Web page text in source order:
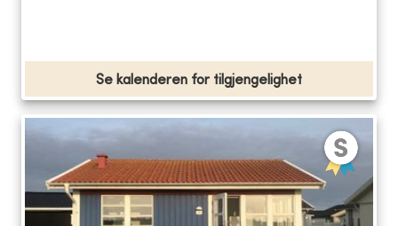
Se kalenderen for tilgjengelighet